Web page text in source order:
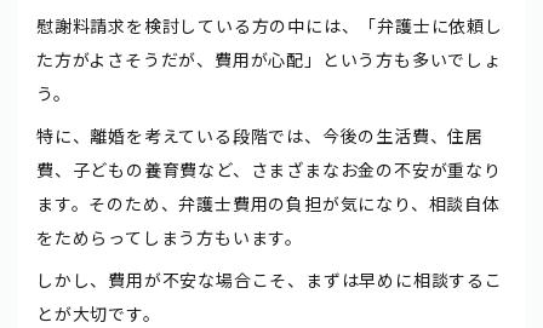
慰謝料請求を検討している方の中には、「弁護士に依頼し
た方がよさそうだが、費用が心配」という方も多いでしょ
う。
特に、離婚を考えている段階では、今後の生活費、住居
費、子どもの養育費など、さまざまなお金の不安が重なり
ます。そのため、弁護士費用の負担が気になり、相談自体
をためらってしまう方もいます。
しかし、費用が不安な場合こそ、まずは早めに相談するこ
とが大切です。